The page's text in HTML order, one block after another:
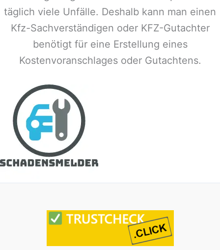
täglich viele Unfälle. Deshalb kann man einen
Kfz-Sachverständigen oder KFZ-Gutachter
benötigt für eine Erstellung eines
Kostenvoranschlages oder Gutachtens.